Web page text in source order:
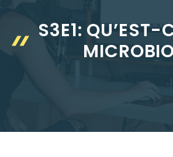
S3E1: QU’EST-